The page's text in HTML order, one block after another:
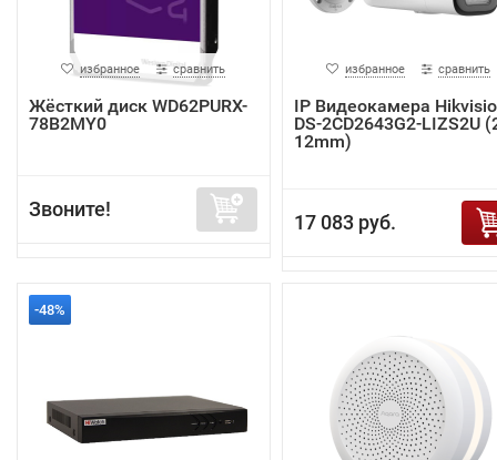
избранное сравнить
Жёсткий диск WD62PURX-
78B2MY0
Звоните!
избранное сравнить
IP Видеокамера
DS-2CD2643G2-LIZS2U
12mm)
17 083 руб.
-48%